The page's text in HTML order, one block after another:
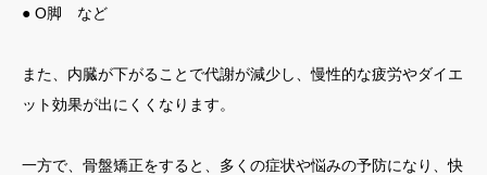
● O脚 など
また、内臓が下がることで代謝が減少し、慢性的な疲労やダイエ
ット効果が出にくくなります。
一方で、骨盤矯正をすると、多くの症状や悩みの予防になり、快